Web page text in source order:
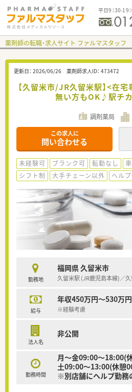
平日9：30-19
薬剤師の転職・求人サイト ファルマスタッフ
更新日： 2026/06/26 薬剤師求人ID： 473472
【久留米市/JR久留米駅】<在
無い方もOK♪駅チ
調剤薬局
この求人に
問い合わせる
未経験可 ブランク可 転勤なし
シフト制
大手チェーン以外 ヘル
勤務地
福岡県 久留米市
久留米駅 (JR鹿児島本線)／
給与
年収450万円～530万円
※経験考慮
法人名
非公開
勤務時間
月～金09:00～18:00(
土09:00～13:00(休憩
※別店舗にヘルプ勤務